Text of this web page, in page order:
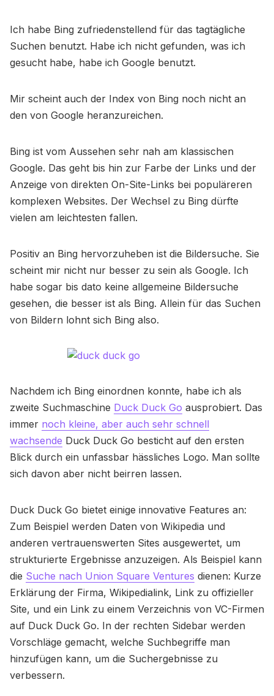
Ich habe Bing zufriedenstellend für das tagtägliche
Suchen benutzt. Habe ich nicht gefunden, was ich
gesucht habe, habe ich Google benutzt.
Mir scheint auch der Index von Bing noch nicht an
den von Google heranzureichen.
Bing ist vom Aussehen sehr nah am klassischen
Google. Das geht bis hin zur Farbe der Links und der
Anzeige von direkten On-Site-Links bei populäreren
komplexen Websites. Der Wechsel zu Bing dürfte
vielen am leichtesten fallen.
Positiv an Bing hervorzuheben ist die Bildersuche. Sie
scheint mir nicht nur besser zu sein als Google. Ich
habe sogar bis dato keine allgemeine Bildersuche
gesehen, die besser ist als Bing. Allein für das Suchen
von Bildern lohnt sich Bing also.
Nachdem ich Bing einordnen konnte, habe ich als
zweite Suchmaschine Duck Duck Go ausprobiert. Das
immer noch kleine, aber auch sehr schnell
wachsende Duck Duck Go besticht auf den ersten
Blick durch ein unfassbar hässliches Logo. Man sollte
sich davon aber nicht beirren lassen.
Duck Duck Go bietet einige innovative Features an:
Zum Beispiel werden Daten von Wikipedia und
anderen vertrauenswerten Sites ausgewertet, um
strukturierte Ergebnisse anzuzeigen. Als Beispiel kann
die Suche nach Union Square Ventures dienen: Kurze
Erklärung der Firma, Wikipedialink, Link zu offizieller
Site, und ein Link zu einem Verzeichnis von VC-Firmen
auf Duck Duck Go. In der rechten Sidebar werden
Vorschläge gemacht, welche Suchbegriffe man
hinzufügen kann, um die Suchergebnisse zu
verbessern.